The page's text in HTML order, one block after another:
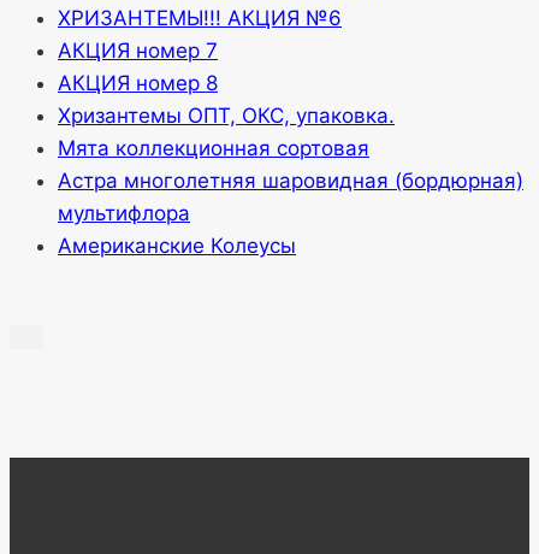
ХРИЗАНТЕМЫ!!! АКЦИЯ №6
АКЦИЯ номер 7
АКЦИЯ номер 8
Хризантемы ОПТ, ОКС, упаковка.
Мята коллекционная сортовая
Астра многолетняя шаровидная (бордюрная)
мультифлора
Американские Колеусы